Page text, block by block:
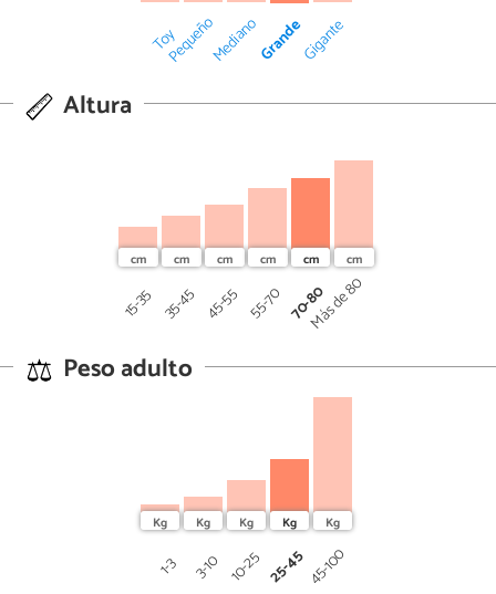
Toy
PequeñoMedianoGrandeGigante
Altura
15-35 35-45 45-55 55-70 70-80
Más de 80
Peso adulto
1-3 3-10 10-25 25-4545-100